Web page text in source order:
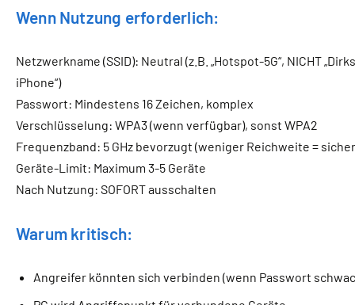
Wenn Nutzung erforderlich:
Netzwerkname (SSID): Neutral (z.B. „Hotspot-5G“, NICHT
iPhone“)
Passwort: Mindestens 16 Zeichen, komplex
Verschlüsselung: WPA3 (wenn verfügbar), sonst WPA2
Frequenzband: 5 GHz bevorzugt (weniger Reichweite =
Geräte-Limit: Maximum 3-5 Geräte
Nach Nutzung: SOFORT ausschalten
Warum kritisch:
Angreifer könnten sich verbinden (wenn Passwort